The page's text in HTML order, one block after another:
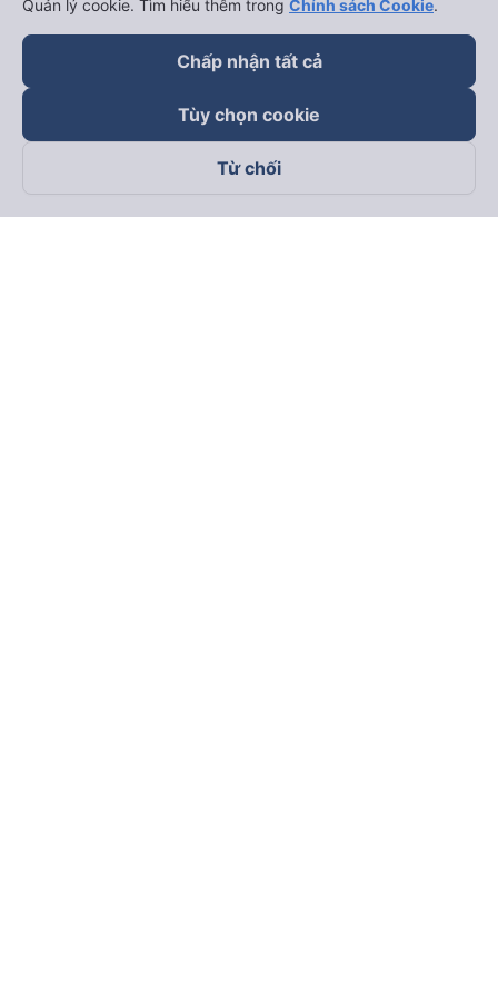
Hà Nội đi Hạ Long
Hà Nội đi Tam Đảo
Quản lý cookie. Tìm hiểu thêm trong Chính sách Cookie.
Chấp nhận tất cả
Tùy chọn cookie
Từ chối